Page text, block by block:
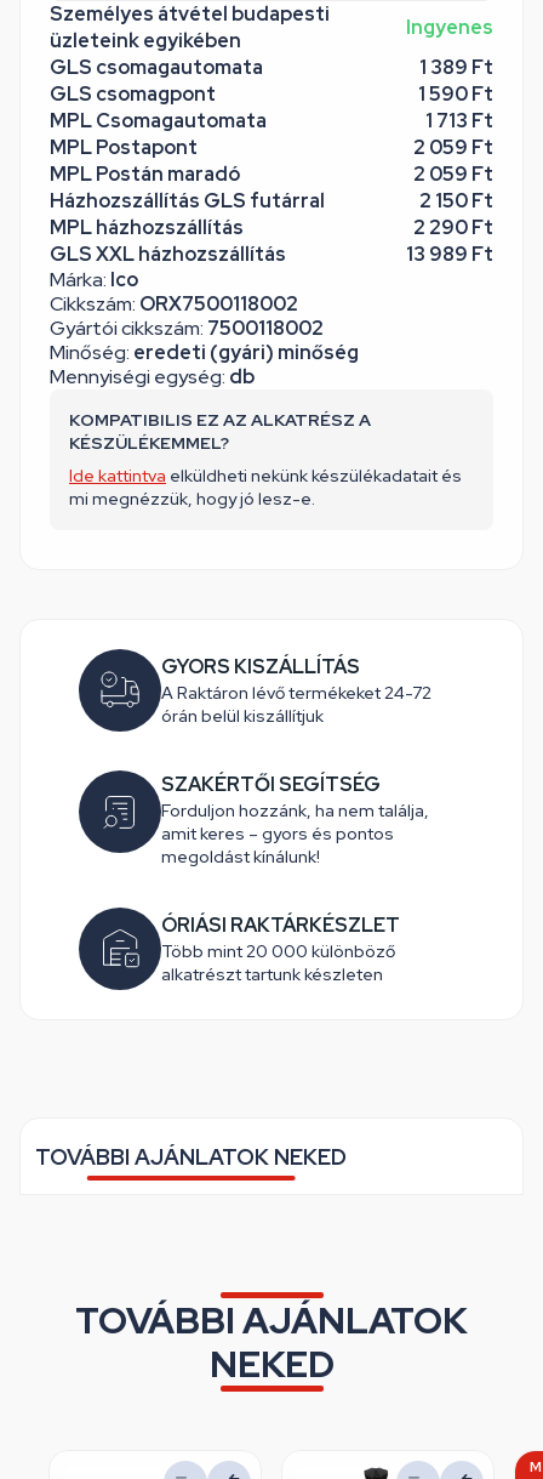
Márka: Ico
Cikkszám: ORX7500118002
Gyártói cikkszám: 7500118002
Minőség: eredeti (gyári) minőség
Mennyiségi egység: db
Személyes átvétel budapesti
üzleteink egyikében
Ingyenes
GLS csomagautomata
1 389 Ft
GLS csomagpont
1 590 Ft
MPL Csomagautomata
1 713 Ft
MPL Postapont
2 059 Ft
MPL Postán maradó
2 059 Ft
Házhozszállítás GLS futárral
2 150 Ft
MPL házhozszállítás
2 290 Ft
GLS XXL házhozszállítás
13 989 Ft
KOMPATIBILIS EZ AZ ALKATRÉSZ A
KÉSZÜLÉKEMMEL?
Ide kattintva elküldheti nekünk készülékadatait és
mi megnézzük, hogy jó lesz-e.
GYORS KISZÁLLÍTÁS
A Raktáron lévő termékeket 24-72
órán belül kiszállítjuk
SZAKÉRTŐI SEGÍTSÉG
Forduljon hozzánk, ha nem találja,
amit keres – gyors és pontos
megoldást kínálunk!
ÓRIÁSI RAKTÁRKÉSZLET
Több mint 20 000 különböző
alkatrészt tartunk készleten
TOVÁBBI AJÁNLATOK NEKED
TOVÁBBI AJÁNLATOK
NEKED